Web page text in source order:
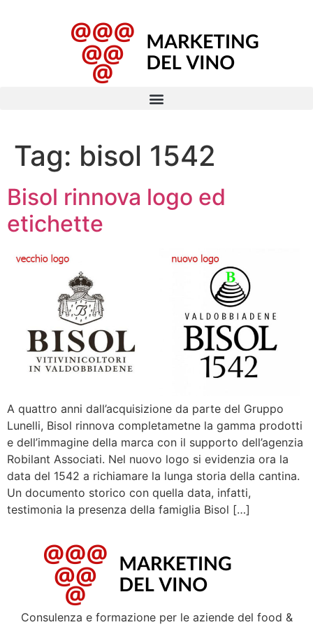
Tag: bisol 1542
Bisol rinnova logo ed
etichette
A quattro anni dall’acquisizione da parte del Gruppo
Lunelli, Bisol rinnova completametne la gamma prodotti
e dell’immagine della marca con il supporto dell’agenzia
Robilant Associati. Nel nuovo logo si evidenzia ora la
data del 1542 a richiamare la lunga storia della cantina.
Un documento storico con quella data, infatti,
testimonia la presenza della famiglia Bisol […]
Consulenza e formazione per le aziende del food &